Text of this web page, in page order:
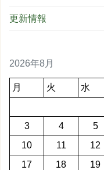
更新情報
2026年8月
月 火 水
3
4 5
10
11 12
17
18 19